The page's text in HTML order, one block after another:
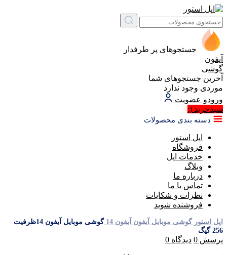
جستجوهای پر طرفدار
آیفون
گوشی
آخرین جستجوهای شما
موردی وجود ندارد
ورودو عضویت
سبد‌خرید (:
دسته بندی محصولات
اپل استور
فروشگاه
خدمات اپل
وبلاگ
درباره ما
تماس با ما
نظرات و شکایات
فروشنده شوید
اپل استور گوشی موبایل آیفون آیفون 14
گوشی موبایل آیفون 14ظرفیت
256 گیگ
پرسش 0 دیدگاه 0